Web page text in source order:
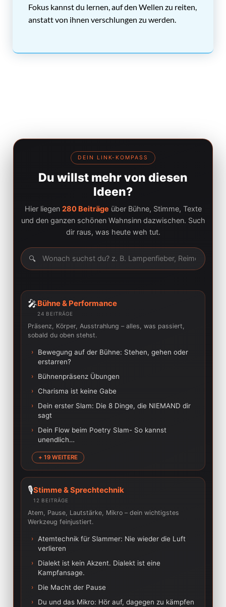
Fokus kannst du lernen, auf den Wellen zu reiten,
anstatt von ihnen verschlungen zu werden.
DEIN LINK-KOMPASS
Du willst mehr von diesen
Ideen?
Hier liegen 280 Beiträge über Bühne, Stimme, Texte
und den ganzen schönen Wahnsinn dazwischen. Such
dir raus, was heute weh tut.
🔍
🎤Bühne & Performance
24 BEITRÄGE
Präsenz, Körper, Ausstrahlung – alles, was passiert,
sobald du oben stehst.
›
Bewegung auf der Bühne: Stehen, gehen oder
erstarren?
› Bühnenpräsenz Übungen
› Charisma ist keine Gabe
›
Dein erster Slam: Die 8 Dinge, die NIEMAND dir
sagt
›
Dein Flow beim Poetry Slam- So kannst
unendlich…
+ 19 WEITERE
🎙️Stimme & Sprechtechnik
12 BEITRÄGE
Atem, Pause, Lautstärke, Mikro – dein wichtigstes
Werkzeug feinjustiert.
›
Atemtechnik für Slammer: Nie wieder die Luft
verlieren
›
Dialekt ist kein Akzent. Dialekt ist eine
Kampfansage.
› Die Macht der Pause
› Du und das Mikro: Hör auf, dagegen zu kämpfen